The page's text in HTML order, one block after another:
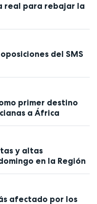
real para rebajar la
del SMS
primer destino
a África
y altas
en la Región
afectado por los